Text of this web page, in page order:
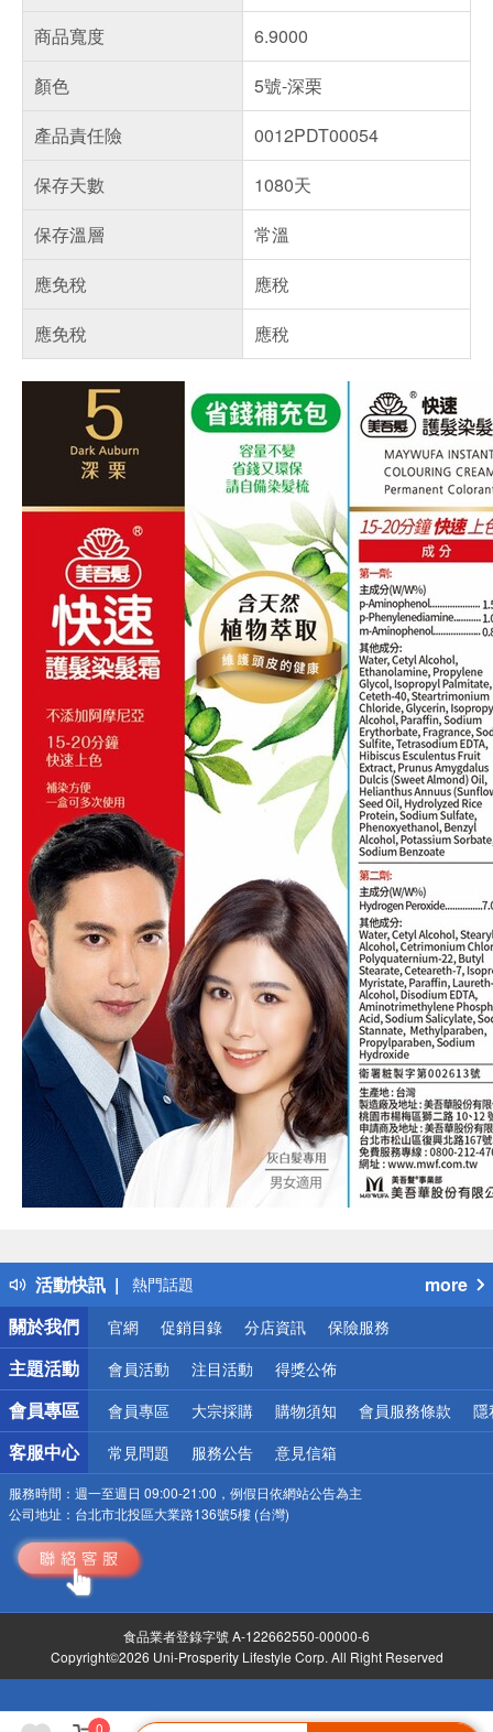
0
商品寬度
6.9000
顏色
5號-深栗
產品責任險
0012PDT00054
保存天數
1080天
保存溫層
常溫
應免稅
應稅
應免稅
應稅
活動快訊
得獎公告
熱門話題
銀行優惠
偏遠地區配送
詐騙網頁！請小心！
more
關於我們
官網 促銷目錄 分店資訊 保險服務
主題活動 會員活動 注目活動 得獎公佈
會員專區 會員專區 大宗採購 購物須知 會員服務條款 隱
客服中心 常見問題 服務公告 意見信箱
服務時間： 週一至週日 09:00-21:00，例假日依網站公告為主
公司地址： 台北市北投區大業路136號5樓 (台灣)
食品業者登錄字號 A-122662550-00000-6
Copyright©2026 Uni-Prosperity Lifestyle Corp. All Right Reserved